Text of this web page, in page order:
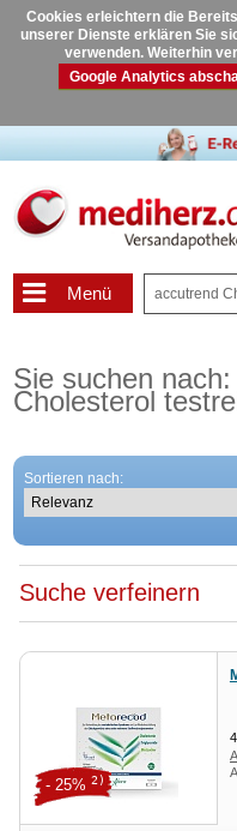
Cookies erleichtern die
unserer Dienste erklären Sie
verwenden. Weiterhin
Google Analytics
Menü
Sie suchen nach:
Cholesterol
Sortieren nach:
Suche verfeinern
- 25%2)